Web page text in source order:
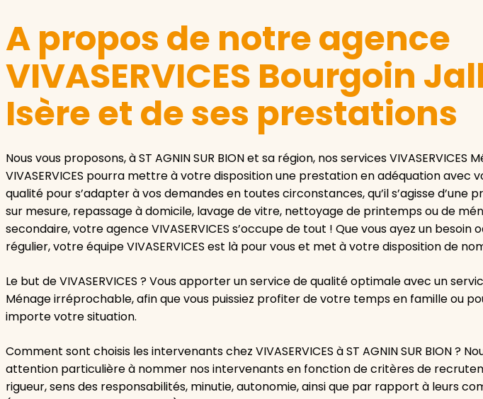
A propos de notre agence
VIVASERVICES Bourgoin
Isère et de ses prestations
Nous vous proposons, à ST AGNIN SUR BION et sa région, nos services VIVASERVICES
VIVASERVICES pourra mettre à votre disposition une prestation en adéquation avec
qualité pour s’adapter à vos demandes en toutes circonstances, qu’il s’agisse d’une
sur mesure, repassage à domicile, lavage de vitre, nettoyage de printemps ou de
secondaire, votre agence VIVASERVICES s’occupe de tout ! Que vous ayez un besoin
régulier, votre équipe VIVASERVICES est là pour vous et met à votre disposition de
Le but de VIVASERVICES ? Vous apporter un service de qualité optimale avec un
Ménage irréprochable, afin que vous puissiez profiter de votre temps en famille ou
importe votre situation.
Comment sont choisis les intervenants chez VIVASERVICES à ST AGNIN SUR BION ?
attention particulière à nommer nos intervenants en fonction de critères de
rigueur, sens des responsabilités, minutie, autonomie, ainsi que par rapport à leurs